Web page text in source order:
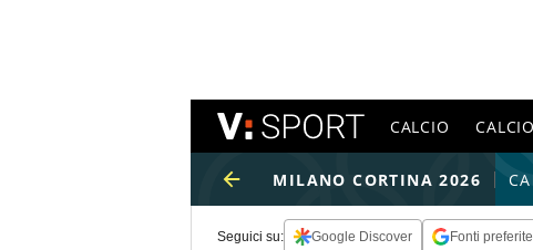
CALCIO
MILANO CORTINA 2026
Seguici su: Google Discover Fonti preferite